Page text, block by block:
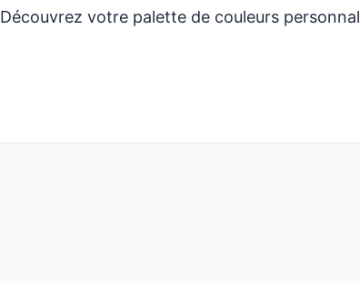
Découvrez votre palette de couleurs